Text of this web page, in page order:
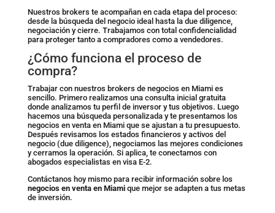
Nuestros brokers te acompañan en cada etapa del proceso:
desde la búsqueda del negocio ideal hasta la due diligence,
negociación y cierre. Trabajamos con total confidencialidad
para proteger tanto a compradores como a vendedores.
¿Cómo funciona el proceso de
compra?
Trabajar con nuestros brokers de negocios en Miami es
sencillo. Primero realizamos una consulta inicial gratuita
donde analizamos tu perfil de inversor y tus objetivos. Luego
hacemos una búsqueda personalizada y te presentamos los
negocios en venta en Miami que se ajustan a tu presupuesto.
Después revisamos los estados financieros y activos del
negocio (due diligence), negociamos las mejores condiciones
y cerramos la operación. Si aplica, te conectamos con
abogados especialistas en visa E-2.
Contáctanos hoy mismo para recibir información sobre los
negocios en venta en Miamique mejor se adapten a tus metas
de inversión.